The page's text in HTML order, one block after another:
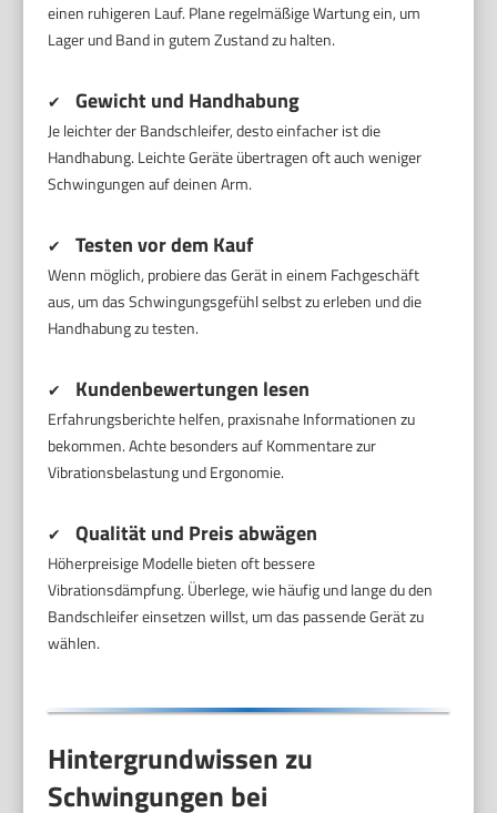
einen ruhigeren Lauf. Plane regelmäßige Wartung ein, um
Lager und Band in gutem Zustand zu halten.
✔ Gewicht und Handhabung
Je leichter der Bandschleifer, desto einfacher ist die
Handhabung. Leichte Geräte übertragen oft auch weniger
Schwingungen auf deinen Arm.
✔ Testen vor dem Kauf
Wenn möglich, probiere das Gerät in einem Fachgeschäft
aus, um das Schwingungsgefühl selbst zu erleben und die
Handhabung zu testen.
✔ Kundenbewertungen lesen
Erfahrungsberichte helfen, praxisnahe Informationen zu
bekommen. Achte besonders auf Kommentare zur
Vibrationsbelastung und Ergonomie.
✔ Qualität und Preis abwägen
Höherpreisige Modelle bieten oft bessere
Vibrationsdämpfung. Überlege, wie häufig und lange du den
Bandschleifer einsetzen willst, um das passende Gerät zu
wählen.
Hintergrundwissen zu
Schwingungen bei